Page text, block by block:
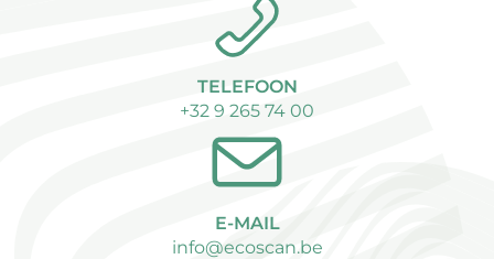
TELEFOON
+32 9 265 74 00
E-MAIL
info@ecoscan.be